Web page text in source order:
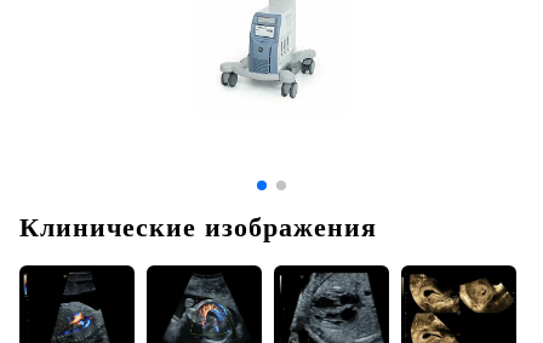
Клинические изображения